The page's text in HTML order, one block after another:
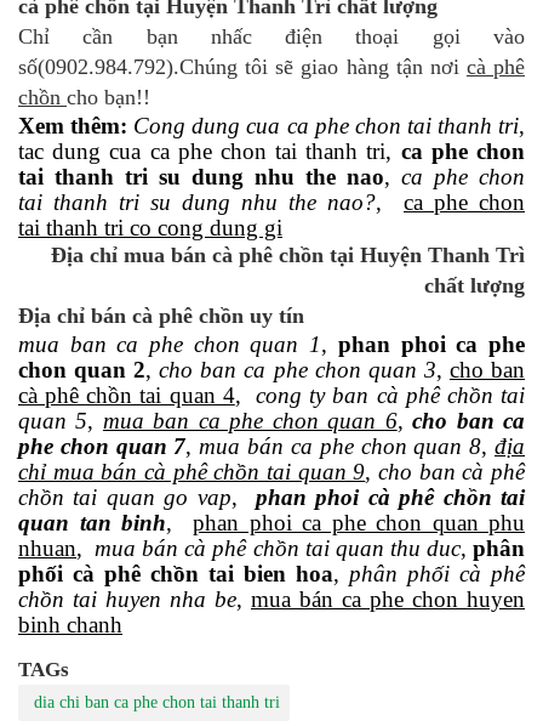
cà phê chồn tại Huyện Thanh Trì chất lượng
Chỉ cần bạn nhấc điện thoại gọi vào
số(0902.984.792).Chúng tôi sẽ giao hàng tận nơi cà phê
chồn cho bạn!!
Xem thêm: Cong dung cua ca phe chon tai thanh tri,
tac dung cua ca phe chon tai thanh tri, ca phe chon
tai thanh tri su dung nhu the nao, ca phe chon
tai thanh tri su dung nhu the nao?, ca phe chon
tai thanh tri co cong dung gi
Địa chỉ mua bán cà phê chồn tại Huyện Thanh Trì
chất lượng
Địa chỉ bán cà phê chồn uy tín
mua ban ca phe chon quan 1, phan phoi ca phe
chon quan 2,cho ban ca phe chon quan 3, cho ban
cà phê chồn tai quan 4,
cong ty ban cà phê chồn tai
quan 5, mua ban ca phe chon quan 6,cho ban ca
phe chon quan 7,mua bán ca phe chon quan 8,địa
chỉ mua bán cà phê chồn tai quan 9,cho ban cà phê
chồn tai quan go vap, phan phoi cà phê chồn tai
quan tan binh, phan phoi ca phe chon quan phu
nhuan,mua bán cà phê chồn tai quan thu duc,phân
phối cà phê chồn tai bien hoa, phân phối cà phê
chồn tai huyen nha be, mua bán ca phe chon huyen
binh chanh
TAGs
dia chi ban ca phe chon tai thanh tri